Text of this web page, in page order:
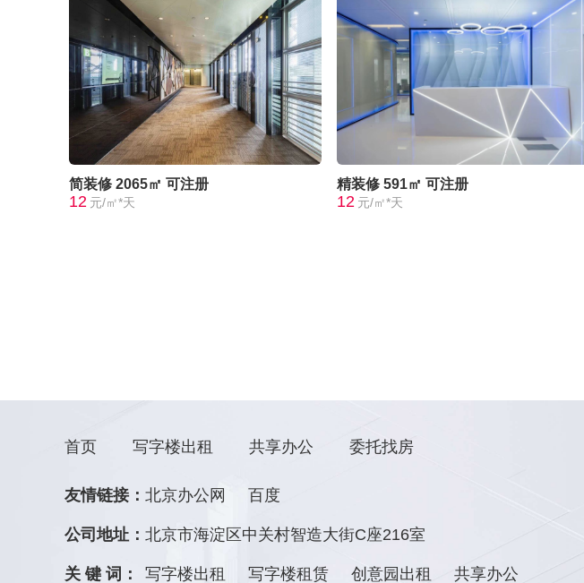
简装修 2065㎡ 可注册
12 元/㎡*天
精装修 591㎡ 可注册
12 元/㎡*天
首页 写字楼出租 共享办公 委托找房
友情链接： 北京办公网 百度
公司地址： 北京市海淀区中关村智造大街C座216室
关 键 词： 写字楼出租 写字楼租赁 创意园出租 共享办公